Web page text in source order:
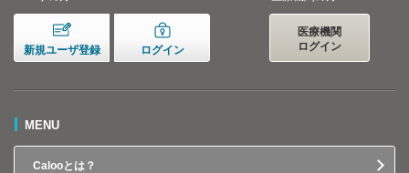
新規ユーザ登録 ログイン
医療機関
ログイン
MENU
Calooとは？